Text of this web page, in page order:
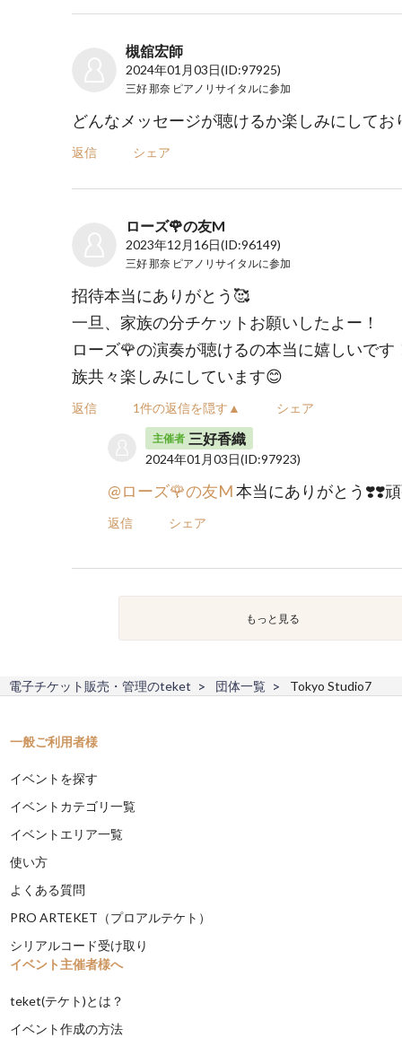
槻舘宏師
2024年01月03日(ID:97925)
三好 那奈 ピアノリサイタルに参加
どんなメッセージが聴けるか楽しみにしてお
返信 シェア
ローズ🌹の友M
2023年12月16日(ID:96149)
三好 那奈 ピアノリサイタルに参加
招待本当にありがとう🥰
一旦、家族の分チケットお願いしたよー！
ローズ🌹の演奏が聴けるの本当に嬉しいです
族共々楽しみにしています😊
返信 1件の返信を隠す▲ シェア
主催者 三好香織
2024年01月03日(ID:97923)
@ローズ🌹の友M本当にありがとう❣️❣️
返信 シェア
もっと見る
電子チケット販売・管理のteket 団体一覧 Tokyo Studio7
一般ご利用者様
イベントを探す
イベントカテゴリ一覧
イベントエリア一覧
使い方
よくある質問
PRO ARTEKET（プロアルテケト）
シリアルコード受け取り
イベント主催者様へ
teket(テケト)とは？
イベント作成の方法